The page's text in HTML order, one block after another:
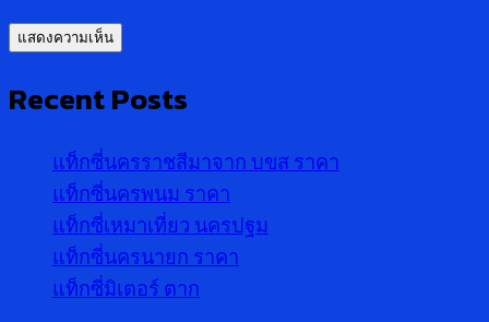
Recent Posts
แท็กซี่นครราชสีมาจาก บขส ราคา
แท็กซี่นครพนม ราคา
แท็กซี่เหมาเที่ยว นครปฐม
แท็กซี่นครนายก ราคา
แท็กซี่มิเตอร์ ตาก